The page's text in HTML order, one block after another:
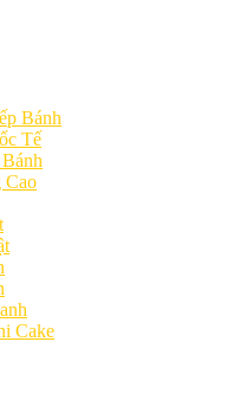
Bánh
Tế
Cao
Cake